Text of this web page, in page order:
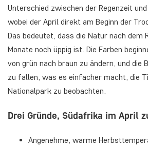
Unterschied zwischen der Regenzeit
wobei der April direkt am Beginn der
Das bedeutet, dass die Natur nach dem
Monate noch üppig ist. Die Farben
von grün nach braun zu ändern, und die
zu fallen, was es einfacher macht, die
Nationalpark zu beobachten.
Drei Gründe, Südafrika im April
Angenehme, warme